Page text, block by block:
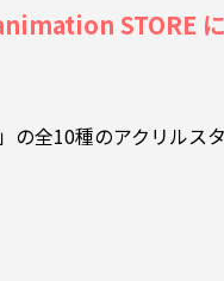
STORE
の全10種のアクリルス